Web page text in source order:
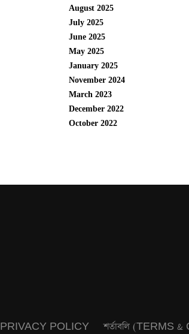
August 2025
July 2025
June 2025
May 2025
January 2025
November 2024
March 2023
December 2022
October 2022
PRIVACY POLICY শর্তাবলি (TERMS